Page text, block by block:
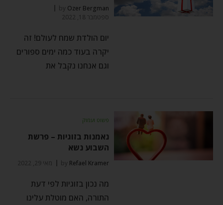
by Ozer Bergman
ספטמבר 18, 2022
יום הולדת שמח לעולם! זה
יקרה בעוד כמה ימים ספורים
וגם אנחנו נקבל את
פשוט ועמוק
נאמנות בזוגיות – פרשת
השבוע נשא
by Refael Kramer מאי 29, 2022
מה נכון בזוגיות לפי דעת
התורה, האם מוטלת עלינו